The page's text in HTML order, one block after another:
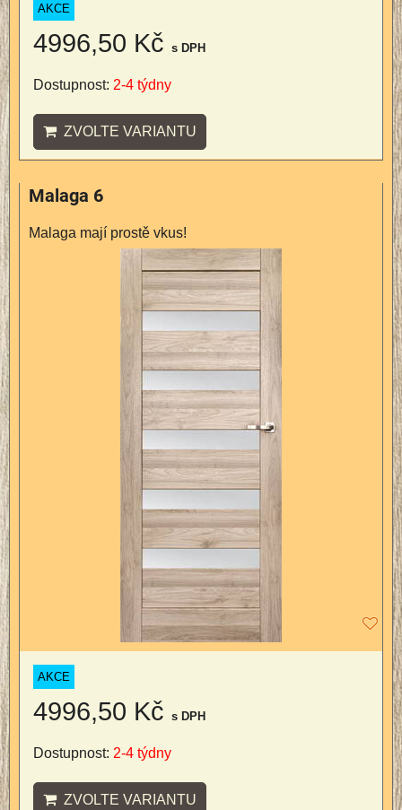
AKCE
4996,50 Kč s DPH
Dostupnost: 2-4 týdny
ZVOLTE VARIANTU
Malaga 6
Malaga mají prostě vkus!
AKCE
4996,50 Kč s DPH
Dostupnost: 2-4 týdny
ZVOLTE VARIANTU